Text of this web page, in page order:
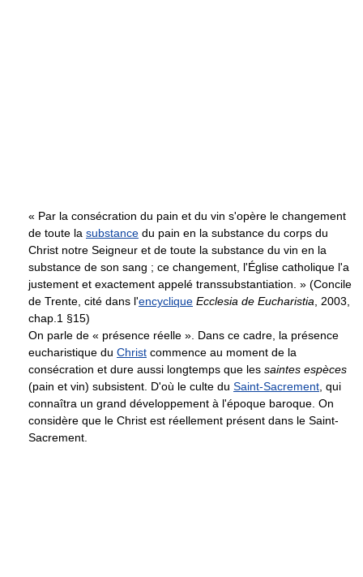
« Par la consécration du pain et du vin s'opère le changement
de toute la substance du pain en la substance du corps du
Christ notre Seigneur et de toute la substance du vin en la
substance de son sang ; ce changement, l'Église catholique l'a
justement et exactement appelé transsubstantiation. » (Concile
de Trente, cité dans l'encyclique Ecclesia de Eucharistia, 2003,
chap.1 §15)
On parle de « présence réelle ». Dans ce cadre, la présence
eucharistique du Christ commence au moment de la
consécration et dure aussi longtemps que les saintes espèces
(pain et vin) subsistent. D'où le culte du Saint-Sacrement, qui
connaîtra un grand développement à l'époque baroque. On
considère que le Christ est réellement présent dans le Saint-
Sacrement.